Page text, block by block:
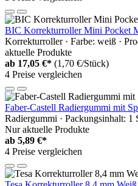
BIC Korrekturroller Mini Pocket
Korrekturroller · Farbe: weiß ·
aktuelle Produkte
ab 17,05 €* (1,70 €/Stück)
4 Preise vergleichen
Faber-Castell Radiergummi mit
Radiergummi · Packungsinhalt: 1
Nur aktuelle Produkte
ab 5,89 €*
4 Preise vergleichen